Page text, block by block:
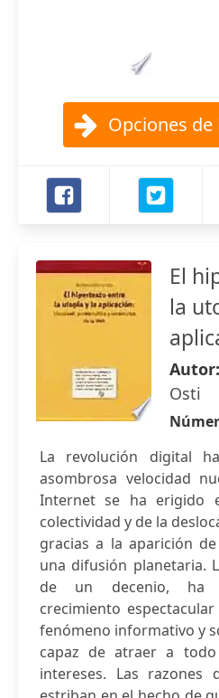
Opciones de
El
la
Autor:
Osti
La revolución digital
asombrosa velocidad
Internet se ha erigido
colectividad y de la
gracias a la aparición
una difusión planetaria.
de un decenio, ha
crecimiento
fenómeno informativo y
capaz de atraer a
intereses. Las